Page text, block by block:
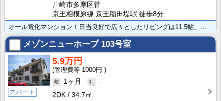
川崎市多摩区菅
京王相模原線 京王稲田堤駅 徒歩8分
メゾンニューホープ103号室
アパート
5.9万円
1000円
1ヶ月
-
2DK
34.7㎡